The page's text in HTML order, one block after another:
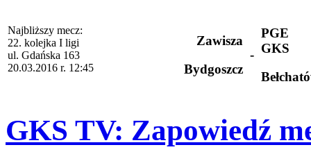
Najbliższy mecz:
22. kolejka I ligi
ul. Gdańska 163
20.03.2016 r. 12:45
Zawisza
Bydgoszcz
-
PGE
GKS
GKS TV: Zapowiedź